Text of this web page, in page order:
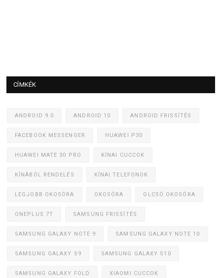
CÍMKÉK
ANDROID 9.0 ANDROID 10 ANDROID FRISSÍTÉS
FACEBOOK MESSENGER HUAWEI P30
HUAWEI MATE 30 PRO KÍNAI CUCCOK
KÍNÁBÓL RENDELÉS KÍNAI TELEFONOK
LEGJOBB OKOSÓRA OKOSÓRA OLCSÓ OKOSÓRA
ONEPLUS 7T SAMSUNG FRISSÍTÉS
SAMSUNG GALAXY NOTE 9 SAMSUNG GALAXY NOTE 10
SAMSUNG GALAXY S9 SAMSUNG GALAXY S10
SAMSUNG GALAXY FOLD XIAOMI CUCCOK